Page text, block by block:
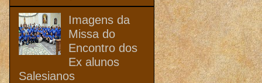
Imagens da
Missa do
Encontro dos
Ex alunos
Salesianos